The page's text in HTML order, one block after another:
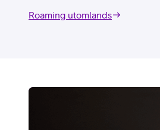
Roaming utomlands